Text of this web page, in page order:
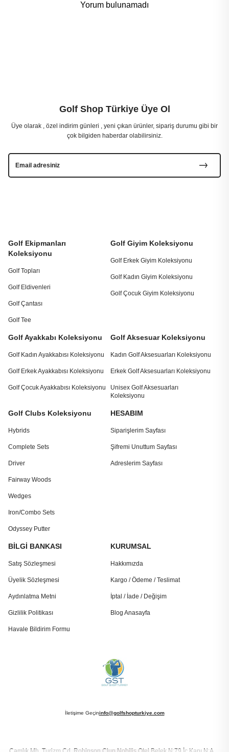
Yorum bulunamadı
İletişime Geçininfo@golfshopturkiye.com
Golf Ekipmanları
Koleksiyonu
Golf Topları
Golf Eldivenleri
Golf Çantası
Golf Tee
Golf Giyim Koleksiyonu
Golf Erkek Giyim Koleksiyonu
Golf Kadın Giyim Koleksiyonu
Golf Çocuk Giyim Koleksiyonu
Golf Ayakkabı Koleksiyonu
Golf Kadın Ayakkabısı Koleksiyonu
Golf Erkek Ayakkabısı Koleksiyonu
Golf Çocuk Ayakkabısı Koleksiyonu
Golf Aksesuar Koleksiyonu
Kadın Golf Aksesuarları Koleksiyonu
Erkek Golf Aksesuarları Koleksiyonu
Unisex Golf Aksesuarları
Koleksiyonu
Golf Clubs Koleksiyonu
Hybrids
Complete Sets
Driver
Fairway Woods
Wedges
Iron/Combo Sets
Odyssey Putter
HESABIM
Siparişlerim Sayfası
Şifremi Unuttum Sayfası
Adreslerim Sayfası
BİLGİ BANKASI
Satış Sözleşmesi
Üyelik Sözleşmesi
Aydınlatma Metni
Gizlilik Politikası
Havale Bildirim Formu
KURUMSAL
Hakkımızda
Kargo / Ödeme / Teslimat
İptal / İade / Değişim
Blog Anasayfa
Golf Shop Türkiye Üye Ol
Üye olarak , özel indirim günleri , yeni çıkan ürünler, sipariş durumu gibi bir
çok bilgiden haberdar olabilirsiniz.